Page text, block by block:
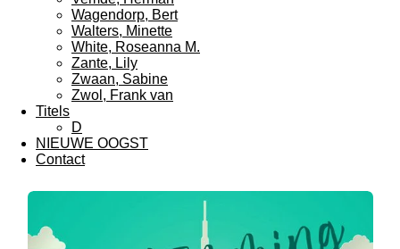
Wagendorp, Bert
Walters, Minette
White, Roseanna M.
Zante, Lily
Zwaan, Sabine
Zwol, Frank van
Titels
D
NIEUWE OOGST
Contact